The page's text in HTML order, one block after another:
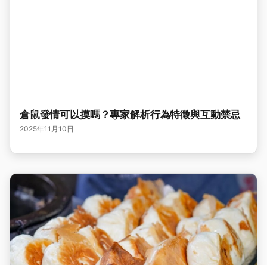
倉鼠發情可以摸嗎？專家解析行為特徵與互動禁忌
2025年11月10日